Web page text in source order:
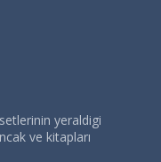
yeraldigi
ve kitapları